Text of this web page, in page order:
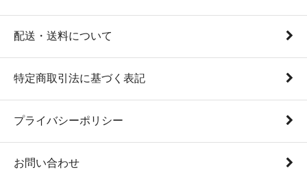
配送・送料について
特定商取引法に基づく表記
プライバシーポリシー
お問い合わせ